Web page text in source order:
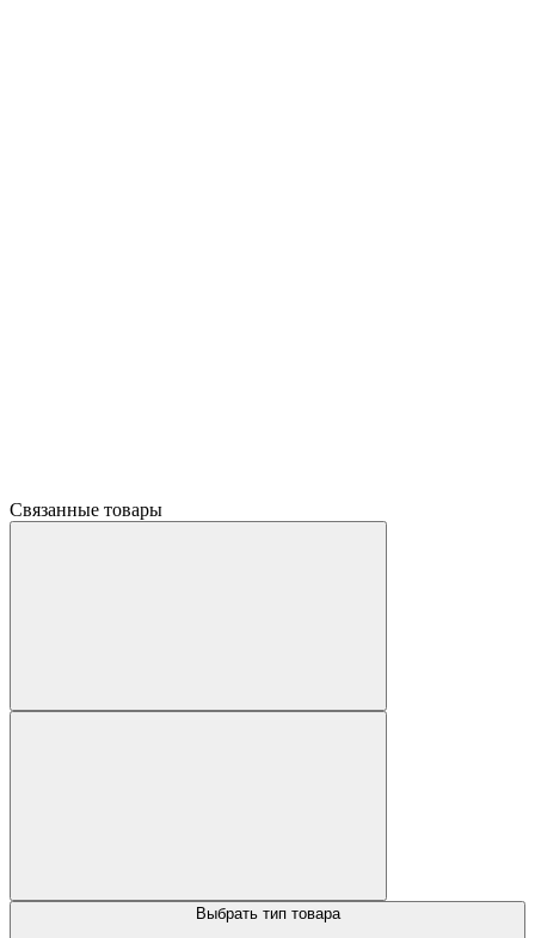
Связанные товары
Выбрать тип товара